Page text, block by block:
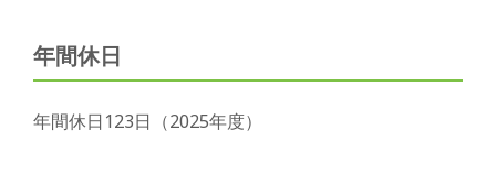
年間休日
年間休日123日（2025年度）